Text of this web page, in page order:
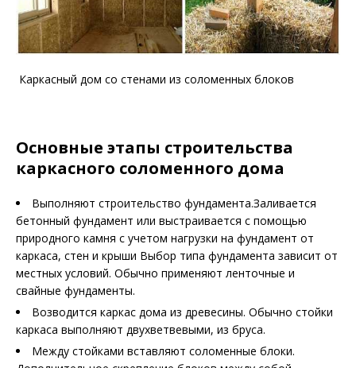
Каркасный дом со стенами из соломенных блоков
Основные этапы строительства
каркасного соломенного дома
Выполняют строительство фундамента.Заливается
бетонный фундамент или выстраивается с помощью
природного камня с учетом нагрузки на фундамент от
каркаса, стен и крыши Выбор типа фундамента зависит от
местных условий. Обычно применяют ленточные и
свайные фундаменты.
Возводится каркас дома из древесины. Обычно стойки
каркаса выполняют двухветвевыми, из бруса.
Между стойками вставляют соломенные блоки.